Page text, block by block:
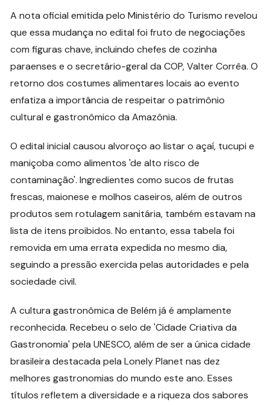
A nota oficial emitida pelo Ministério do Turismo revelou
que essa mudança no edital foi fruto de negociações
com figuras chave, incluindo chefes de cozinha
paraenses e o secretário-geral da COP, Valter Corrêa. O
retorno dos costumes alimentares locais ao evento
enfatiza a importância de respeitar o patrimônio
cultural e gastronômico da Amazônia.
O edital inicial causou alvoroço ao listar o açaí, tucupi e
maniçoba como alimentos 'de alto risco de
contaminação'. Ingredientes como sucos de frutas
frescas, maionese e molhos caseiros, além de outros
produtos sem rotulagem sanitária, também estavam na
lista de itens proibidos. No entanto, essa tabela foi
removida em uma errata expedida no mesmo dia,
seguindo a pressão exercida pelas autoridades e pela
sociedade civil.
A cultura gastronômica de Belém já é amplamente
reconhecida. Recebeu o selo de 'Cidade Criativa da
Gastronomia' pela UNESCO, além de ser a única cidade
brasileira destacada pela Lonely Planet nas dez
melhores gastronomias do mundo este ano. Esses
títulos refletem a diversidade e a riqueza dos sabores